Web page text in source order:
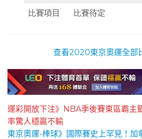
比賽項目
比賽待定
查看2020東京奧運全部
運彩開放下注》NBA季後賽東區霸主
率驚人穩贏不輸
東京奧運-棒球》國際賽史上罕見！加